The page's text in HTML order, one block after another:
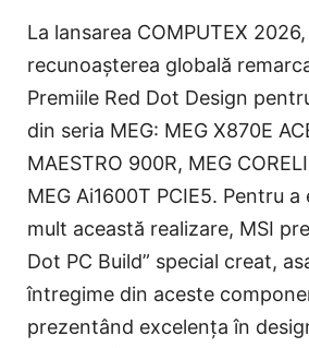
La lansarea COMPUTEX
recunoașterea globală
Premiile Red Dot Design
din seria MEG: MEG X870E
MAESTRO 900R, MEG
MEG Ai1600T PCIE5. Pentru
mult această realizare, MSI
Dot PC Build” special creat,
întregime din aceste
prezentând excelența în